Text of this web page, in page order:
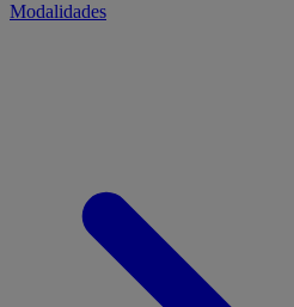
Modalidades